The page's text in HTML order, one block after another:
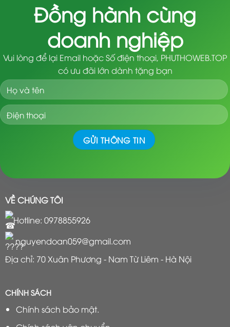
Đồng hành cùng
doanh nghiệp
Vui lòng để lại Email hoặc Số điện thoại, PHUTHOWEB.TOP
có ưu đãi lớn dành tặng bạn
VỀ CHÚNG TÔI
Hotline: 0978855926
nguyendoan059@gmail.com
Địa chỉ: 70 Xuân Phương - Nam Từ Liêm - Hà Nội
CHÍNH SÁCH
Chính sách bảo mật.